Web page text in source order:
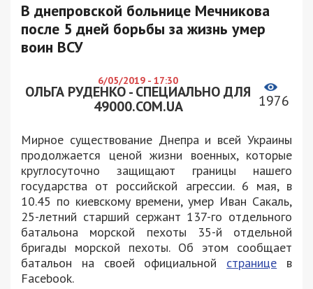
В днепровской больнице Мечникова
после 5 дней борьбы за жизнь умер
воин ВСУ
6/05/2019 - 17:30
ОЛЬГА РУДЕНКО - СПЕЦИАЛЬНО ДЛЯ
49000.COM.UA
1976
Мирное существование Днепра и всей Украины
продолжается ценой жизни военных, которые
круглосуточно защищают границы нашего
государства от российской агрессии. 6 мая, в
10.45 по киевскому времени, умер Иван Сакаль,
25-летний старший сержант 137-го отдельного
батальона морской пехоты 35-й отдельной
бригады морской пехоты. Об этом сообщает
батальон на своей официальной странице в
Facebook.